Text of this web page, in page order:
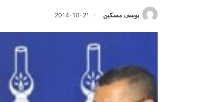
يوسف مسكين 2014-10-21